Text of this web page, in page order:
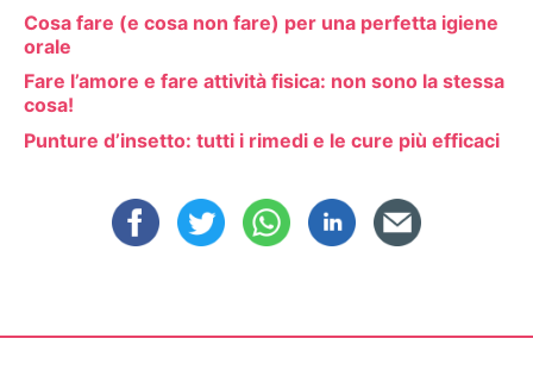
Cosa fare (e cosa non fare) per una perfetta igiene
orale
Fare l’amore e fare attività fisica: non sono la stessa
cosa!
Punture d’insetto: tutti i rimedi e le cure più efficaci